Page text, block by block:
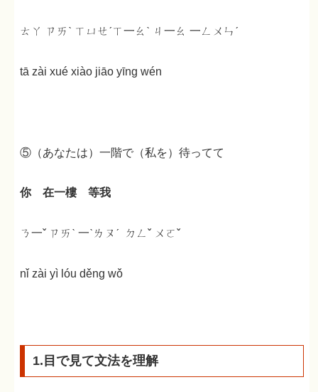
ㄊㄚ ㄗㄞˋ ㄒㄩㄝˊㄒ一ㄠˋ ㄐ一ㄠ 一ㄥㄨㄣˊ
tā zài xué xiào jiāo yīng wén
⑤（あなたは）一階で（私を）待ってて
你 在一樓 等我
ㄋ一ˇ ㄗㄞˋ 一ˋㄌㄡˊ ㄉㄥˇ ㄨㄛˇ
nǐ zài yì lóu děng wǒ
1.目で見て文法を理解